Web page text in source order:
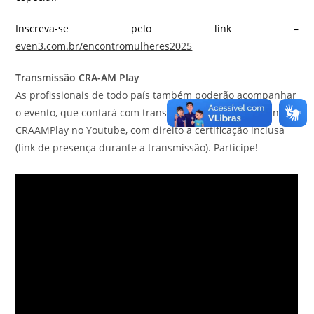
Inscreva-se pelo link –
even3.com.br/encontromulheres2025
Transmissão CRA-AM Play
As profissionais de todo país também poderão acompanhar
o evento, que contará com transmissão ao vivo pelo Canal
CRAAMPlay no Youtube, com direito a certificação inclusa
(link de presença durante a transmissão). Participe!